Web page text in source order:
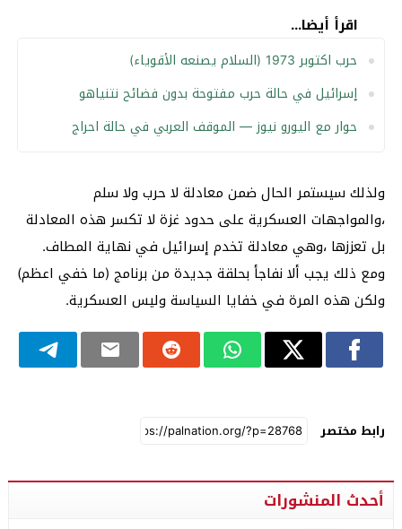
اقرأ أيضا...
حرب اكتوبر 1973 (السلام يصنعه الأقوياء)
إسرائيل في حالة حرب مفتوحة بدون فضائح نتنياهو
حوار مع اليورو نيوز — الموقف العربي في حالة احراج
ولذلك سيستمر الحال ضمن معادلة لا حرب ولا سلم
،والمواجهات العسكرية على حدود غزة لا تكسر هذه المعادلة
بل تعززها ،وهي معادلة تخدم إسرائيل في نهاية المطاف.
ومع ذلك يجب ألا نفاجأ بحلقة جديدة من برنامج (ما خفي اعظم)
ولكن هذه المرة في خفايا السياسة وليس العسكرية.
رابط مختصر
أحدث المنشورات